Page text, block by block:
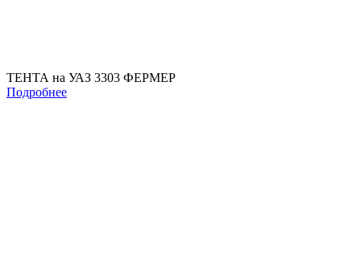
ТЕНТА на УАЗ 3303 ФЕРМЕР
Подробнее